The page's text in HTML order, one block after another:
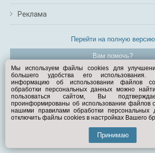
Реклама
Перейти на полную версию
Вам помочь?
© Exist.ru 1998—2026
Мы используем файлы cookies для
большего удобства его использования.
информацию об использовании файлов
обработки персональных данных можно
пользоваться сайтом, Вы
проинформированы об использовании файлов
нашими правилами обработки
отключить файлы cookies в настройках Вашего
Принимаю